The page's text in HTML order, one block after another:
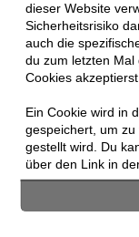
dieser Website
Sicherheitsrisiko
auch die
du zum letzten
Cookies
Ein Cookie wird in
gespeichert, um
gestellt wird. Du
über den Link in